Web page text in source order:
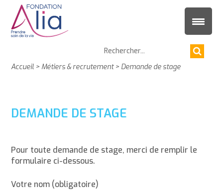
Accueil > Métiers & recrutement> Demande de stage
DEMANDE DE STAGE
Pour toute demande de stage, merci de remplir le
formulaire ci-dessous.
Votre nom (obligatoire)